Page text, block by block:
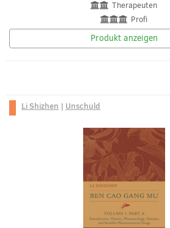
Therapeuten
Profi
Produkt anzeigen
Li Shizhen | Unschuld